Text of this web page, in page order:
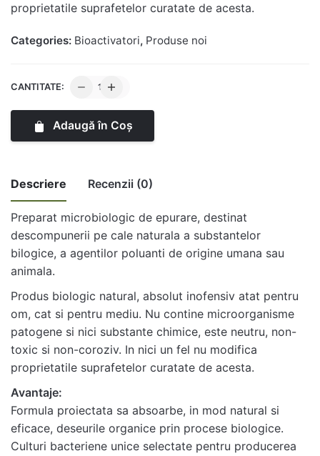
proprietatile suprafetelor curatate de acesta.
Categories: Bioactivatori, Produse noi
CANTITATE:
Cantitate
eliminatoare
Adaugă în Coș
Descriere Recenzii (0)
Preparat microbiologic de epurare, destinat
descompunerii pe cale naturala a substantelor
bilogice, a agentilor poluanti de origine umana sau
animala.
Produs biologic natural, absolut inofensiv atat pentru
om, cat si pentru mediu. Nu contine microorganisme
patogene si nici substante chimice, este neutru, non-
toxic si non-coroziv. In nici un fel nu modifica
proprietatile suprafetelor curatate de acesta.
Avantaje:
Formula proiectata sa absoarbe, in mod natural si
eficace, deseurile organice prin procese biologice.
Culturi bacteriene unice selectate pentru producerea
There no reviews yet.
Be the first to review “Soluție eliminatoare
de pete”
Adresa ta de email nu va fi publicată.Câmpurile
obligatorii sunt marcate cu*
Rate this product:*
LEAVE A REPLY